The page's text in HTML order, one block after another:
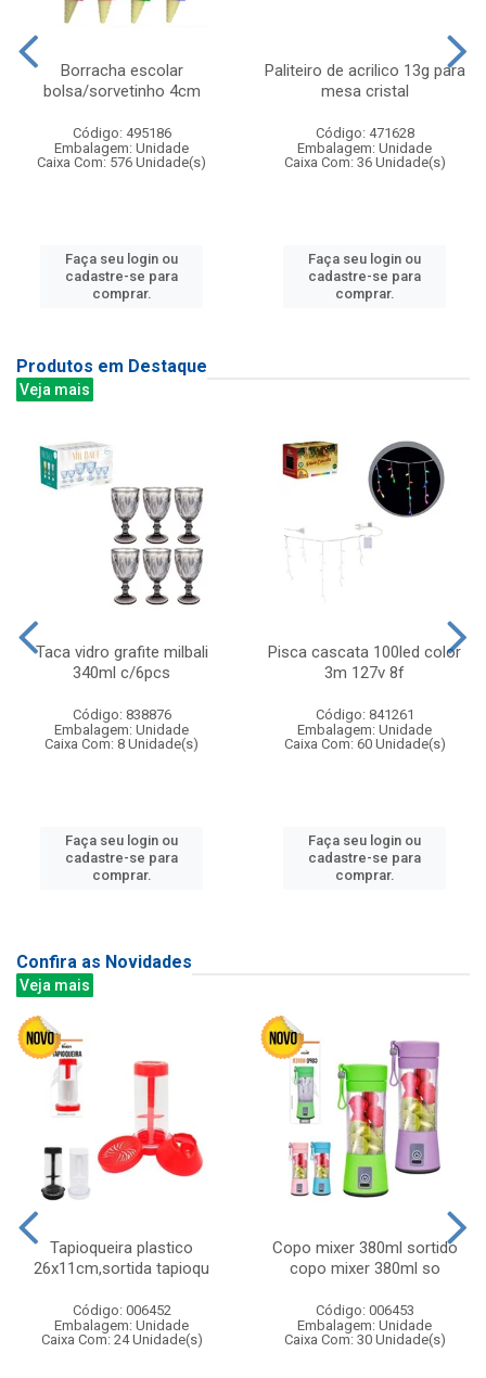
Borracha escolar
bolsa/sorvetinho 4cm
Código: 495186
Embalagem: Unidade
Caixa Com: 576 Unidade(s)
Faça seu login ou
cadastre-se para
comprar.
Paliteiro de acrilico 13g para
mesa cristal
Código: 471628
Embalagem: Unidade
Caixa Com: 36 Unidade(s)
Faça seu login ou
cadastre-se para
comprar.
Produtos em Destaque
Veja mais
Taca vidro grafite milbali
340ml c/6pcs
Código: 838876
Embalagem: Unidade
Caixa Com: 8 Unidade(s)
Faça seu login ou
cadastre-se para
comprar.
Pisca cascata 100led color
3m 127v 8f
Código: 841261
Embalagem: Unidade
Caixa Com: 60 Unidade(s)
Faça seu login ou
cadastre-se para
comprar.
Confira as Novidades
Veja mais
Tapioqueira plastico
26x11cm,sortida tapioqu
Código: 006452
Embalagem: Unidade
Caixa Com: 24 Unidade(s)
Copo mixer 380ml sortido
copo mixer 380ml so
Código: 006453
Embalagem: Unidade
Caixa Com: 30 Unidade(s)